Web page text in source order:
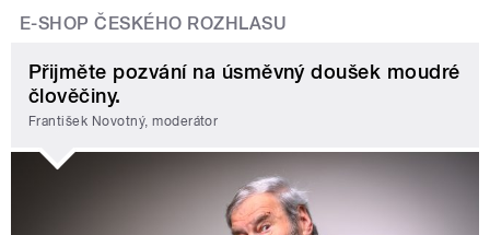
E-SHOP ČESKÉHO ROZHLASU
Přijměte pozvání na úsměvný doušek moudré
člověčiny.
František Novotný, moderátor